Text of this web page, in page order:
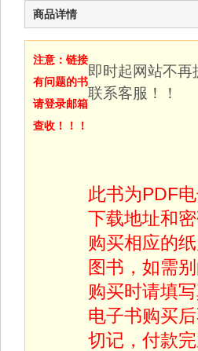
商品详情
注意：链接
有问题的书
请登录邮箱
查收！！！
即时起网站不
联系客服！！
此书为PDF
下载地址和
购买相应的
图书，如需
购买时请填
电子书购买
切记，付款